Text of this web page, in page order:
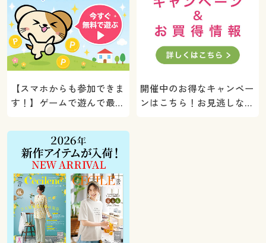
【スマホからも参加できま
す！】ゲームで遊んで最大
ト！
開催中のお得なキャンペー
ンはこちら！お見逃しな